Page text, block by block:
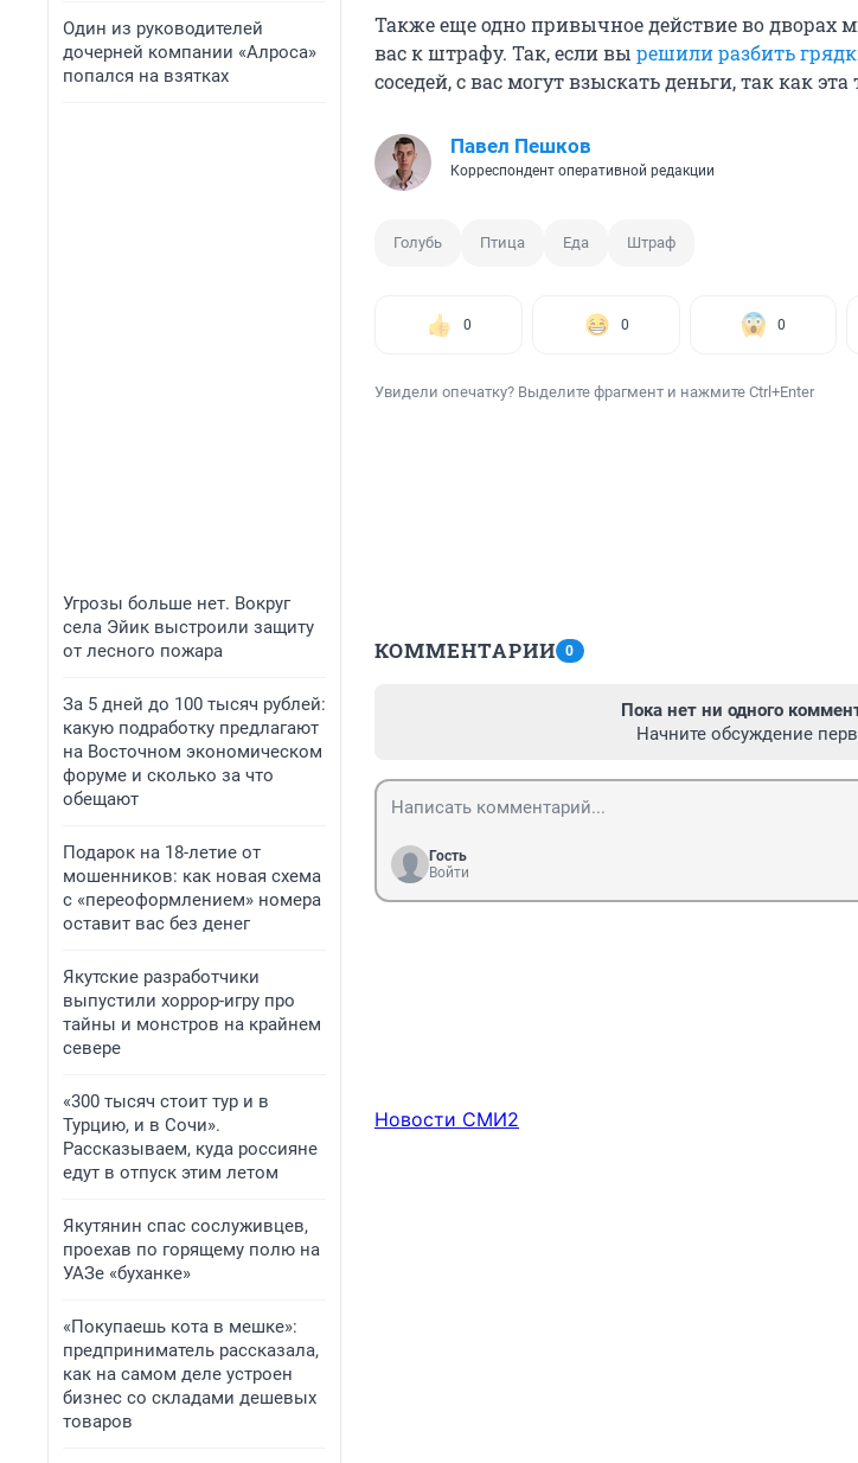
Один из руководителей
дочерней компании «Алроса»
попался на взятках
Угрозы больше нет. Вокруг
села Эйик выстроили защиту
от лесного пожара
За 5 дней до 100 тысяч рублей:
какую подработку предлагают
на Восточном экономическом
форуме и сколько за что
обещают
Подарок на 18-летие от
мошенников: как новая схема
с «переоформлением» номера
оставит вас без денег
Якутские разработчики
выпустили хоррор-игру про
тайны и монстров на крайнем
севере
«300 тысяч стоит тур и в
Турцию, и в Сочи».
Рассказываем, куда россияне
едут в отпуск этим летом
Якутянин спас сослуживцев,
проехав по горящему полю на
УАЗе «буханке»
«Покупаешь кота в мешке»:
предприниматель рассказала,
как на самом деле устроен
бизнес со складами дешевых
товаров
Также еще одно привычное действие во дворах
вас к штрафу. Так, если вы решили разбить
соседей, с вас могут взыскать деньги, так как
Павел Пешков
Корреспондент оперативной редакции
Голубь Птица Еда Штраф
0 0 0
Увидели опечатку? Выделите фрагмент и нажмите Ctrl+Enter
КОММЕНТАРИИ 0
Пока нет ни одного
Начните обсуждение
Гость
Войти
Новости СМИ2